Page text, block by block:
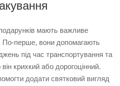
мають важливе
По-перше, вони допомагають
під час транспортування та
крихкий або дорогоцінний.
додати святковий вигляд